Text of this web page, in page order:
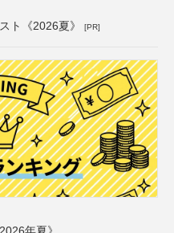
ト《2026夏》 [PR]